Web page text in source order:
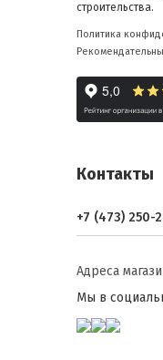
строительства.
Политика
Контакты
+7 (473) 250-
Адреса
Мы в